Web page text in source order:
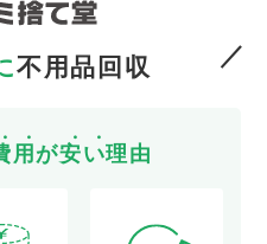
不用品回収
用 が安い理由